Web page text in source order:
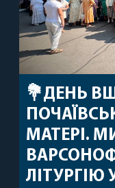
💐ДЕНЬ
МАТЕРІ.
ЛІТУРГІЮ